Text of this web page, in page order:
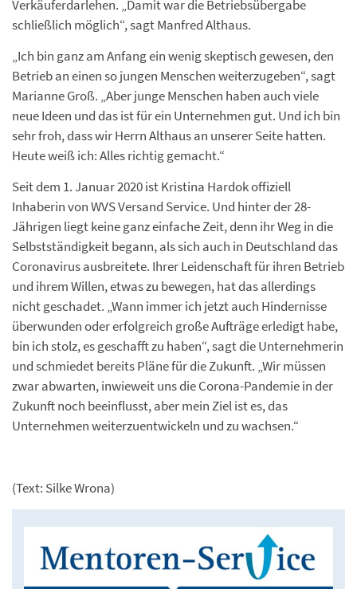
Verkäuferdarlehen. „Damit war die Betriebsübergabe
schließlich möglich“, sagt Manfred Althaus.
„Ich bin ganz am Anfang ein wenig skeptisch gewesen, den
Betrieb an einen so jungen Menschen weiterzugeben“, sagt
Marianne Groß. „Aber junge Menschen haben auch viele
neue Ideen und das ist für ein Unternehmen gut. Und ich bin
sehr froh, dass wir Herrn Althaus an unserer Seite hatten.
Heute weiß ich: Alles richtig gemacht.“
Seit dem 1. Januar 2020 ist Kristina Hardok offiziell
Inhaberin von WVS Versand Service. Und hinter der 28-
Jährigen liegt keine ganz einfache Zeit, denn ihr Weg in die
Selbstständigkeit begann, als sich auch in Deutschland das
Coronavirus ausbreitete. Ihrer Leidenschaft für ihren Betrieb
und ihrem Willen, etwas zu bewegen, hat das allerdings
nicht geschadet. „Wann immer ich jetzt auch Hindernisse
überwunden oder erfolgreich große Aufträge erledigt habe,
bin ich stolz, es geschafft zu haben“, sagt die Unternehmerin
und schmiedet bereits Pläne für die Zukunft. „Wir müssen
zwar abwarten, inwieweit uns die Corona-Pandemie in der
Zukunft noch beeinflusst, aber mein Ziel ist es, das
Unternehmen weiterzuentwickeln und zu wachsen.“
(Text: Silke Wrona)